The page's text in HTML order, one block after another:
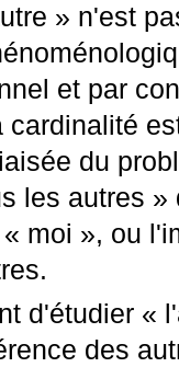
» n'est
et par
cardinalité
du
les autres
moi », ou
d'étudier «
des